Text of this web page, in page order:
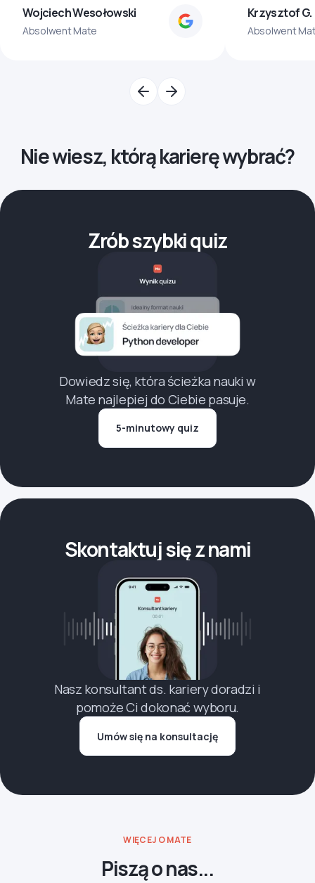
Wojciech Wesołowski
Absolwent Mate
Krzysztof G.
Absolwent
Nie wiesz, którą karierę wybrać?
Zrób szybki quiz
Dowiedz się, która ścieżka nauki w
Mate najlepiej do Ciebie pasuje.
5-minutowy quiz
Skontaktuj się z nami
Nasz konsultant ds. kariery doradzi i
pomoże Ci dokonać wyboru.
Umów się na konsultację
WIĘCEJ O MATE
Piszą o nas...